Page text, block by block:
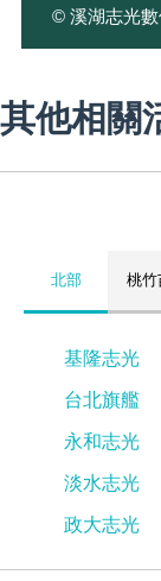
© 溪湖志光
其他相關
北部 桃竹
基隆志光
台北旗艦
永和志光
淡水志光
政大志光